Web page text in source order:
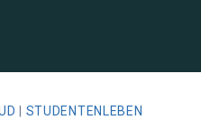
STUDENTENLEBEN